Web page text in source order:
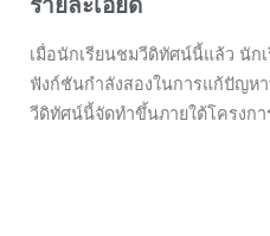
เมื่อนักเรียนชมวีดิทัศน์นี้แล้ว นัก
ฟังก์ชันกำลังสองในการแก้ปัญห
วีดิทัศน์นี้จัดทำขึ้นภายใต้โครงกา